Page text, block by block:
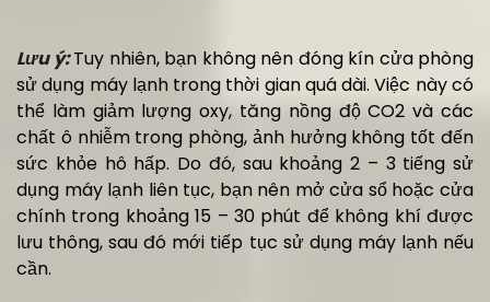
Lưu ý:Tuy nhiên, bạn không nên đóng kín cửa phòng
sử dụng máy lạnh trong thời gian quá dài. Việc này có
thể làm giảm lượng oxy, tăng nồng độ CO2 và các
chất ô nhiễm trong phòng, ảnh hưởng không tốt đến
sức khỏe hô hấp. Do đó, sau khoảng 2 – 3 tiếng sử
dụng máy lạnh liên tục, bạn nên mở cửa sổ hoặc cửa
chính trong khoảng 15 – 30 phút để không khí được
lưu thông, sau đó mới tiếp tục sử dụng máy lạnh nếu
cần.